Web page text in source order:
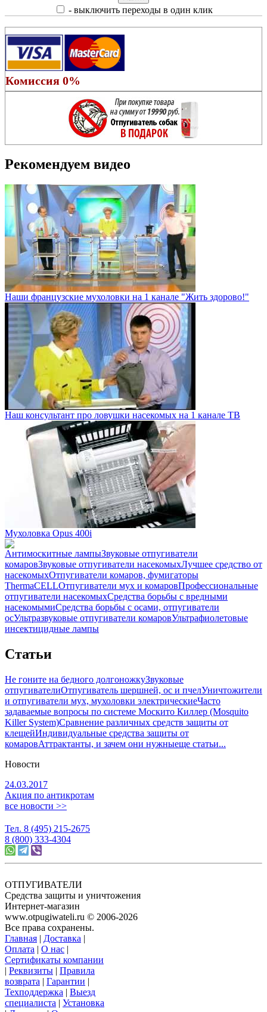
- выключить переходы в один клик
Комиссия 0%
Рекомендуем видео
Наши французские мухоловки на 1 канале "Жить здорово!"
Наш консультант про ловушки насекомых на 1 канале ТВ
Мухоловка Opus 400i
Антимоскитные лампыЗвуковые отпугиватели
комаровЗвуковые отпугиватели насекомыхЛучшее средство от
насекомыхОтпугиватели комаров, фумигаторы
ThermaCELLОтпугиватели мух и комаровПрофессиональные
отпугиватели насекомыхСредства борьбы с вредными
насекомымиСредства борьбы с осами, отпугиватели
осУльтразвуковые отпугиватели комаровУльтрафиолетовые
инсектицидные лампы
Статьи
Не гоните на бедного долгоножкуЗвуковые
отпугивателиОтпугиватель шершней, ос и пчелУничтожители
и отпугиватели мух, мухоловки электрическиеЧасто
задаваемые вопросы по системе Москито Киллер (Mosquito
Killer System)Сравнение различных средств защиты от
клещейИндивидуальные средства защиты от
комаровАттрактанты, и зачем они нужныеще статьи...
Новости
24.03.2017
Акция по антикротам
все новости >>
Тел. 8 (495) 215-2675
8 (800) 333-4304
ОТПУГИВАТЕЛИ
Средства защиты и уничтожения
Интернет-магазин
www.otpugiwateli.ru © 2006-2026
Все права сохранены.
Главная | Доставка |
Оплата | О нас |
Сертификаты компании
| Реквизиты | Правила
возврата | Гарантии |
Техподдержка | Выезд
специалиста | Установка